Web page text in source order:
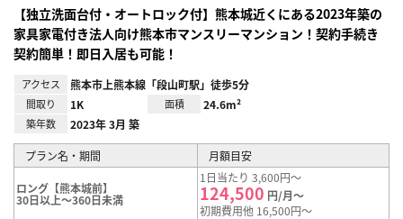
【独立洗面台付・オートロック付】熊本城近くにある2023年築の
家具家電付き法人向け熊本市マンスリーマンション！契約手続き
契約簡単！即日入居も可能！
アクセス 熊本市上熊本線「段山町駅」徒歩5分
間取り 1K 面積 24.6m²
築年数 2023年 3月 築
プラン名・期間 月額目安
ロング【熊本城前】
30日以上～360日未満
1日当たり 3,600円～
124,500 円/月～
初期費用他 16,500円～